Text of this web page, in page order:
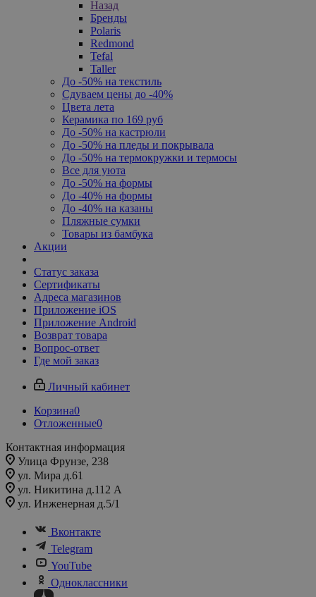
Назад
Бренды
Polaris
Redmond
Tefal
Taller
До -50% на текстиль
Сдуваем цены до -40%
Цвета лета
Керамика по 169 руб
До -50% на кастрюли
До -50% на пледы и покрывала
До -50% на термокружки и термосы
Все для уюта
До -50% на формы
До -40% на формы
До -40% на казаны
Пляжные сумки
Товары из бамбука
Акции
Статус заказа
Сертификаты
Адреса магазинов
Приложение iOS
Приложение Android
Возврат товара
Вопрос-ответ
Где мой заказ
Личный кабинет
Корзина0
Отложенные0
Контактная информация
Улица Фрунзе, 238​
ул. Мира д.61
ул. Никитина д.112 А
ул. Инженерная д.5/1
Вконтакте
Telegram
YouTube
Одноклассники